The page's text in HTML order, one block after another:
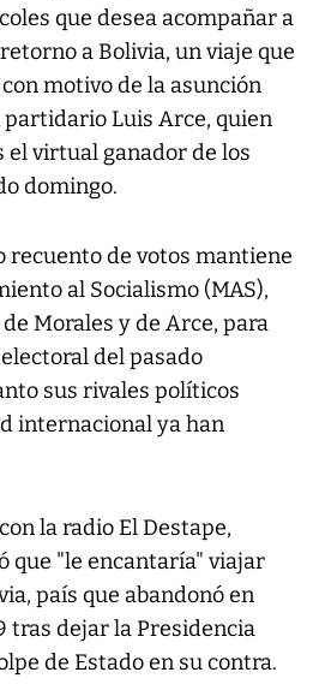
que desea acompañar a
a Bolivia, un viaje que
motivo de la asunción
Luis Arce, quien
el virtual ganador de los
domingo.
recuento de votos mantiene
al Socialismo (MAS),
Morales y de Arce, para
del pasado
sus rivales políticos
internacional ya han
la radio El Destape,
que "le encantaría" viajar
país que abandonó en
tras dejar la Presidencia
de Estado en su contra.